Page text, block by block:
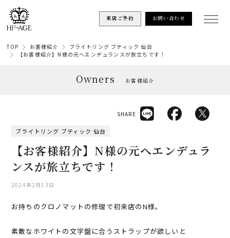
来店ご予約 お問い合わせ
TOP お客様紹介
ブライトリング ブティック 仙台
【お客様紹介】N様の元へエンデュランスが旅立ちです！
Owners お客様紹介
ブライトリング ブティック 仙台
【お客様紹介】N様の元へエンデュラ
ンスが旅立ちです！
2024年2月13日
SHARE
お持ちのクロノマットの修理で初来店のN様。
素敵なホワイトの文字盤に合うストラップが欲しいと